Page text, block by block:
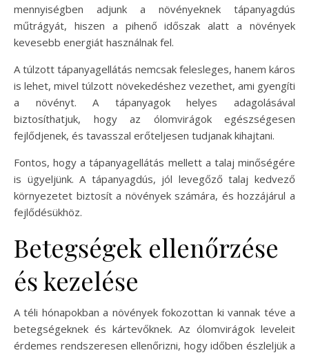
mennyiségben adjunk a növényeknek tápanyagdús
műtrágyát, hiszen a pihenő időszak alatt a növények
kevesebb energiát használnak fel.
A túlzott tápanyagellátás nemcsak felesleges, hanem káros
is lehet, mivel túlzott növekedéshez vezethet, ami gyengíti
a növényt. A tápanyagok helyes adagolásával
biztosíthatjuk, hogy az ólomvirágok egészségesen
fejlődjenek, és tavasszal erőteljesen tudjanak kihajtani.
Fontos, hogy a tápanyagellátás mellett a talaj minőségére
is ügyeljünk. A tápanyagdús, jól levegőző talaj kedvező
környezetet biztosít a növények számára, és hozzájárul a
fejlődésükhöz.
Betegségek ellenőrzése
és kezelése
A téli hónapokban a növények fokozottan ki vannak téve a
betegségeknek és kártevőknek. Az ólomvirágok leveleit
érdemes rendszeresen ellenőrizni, hogy időben észleljük a